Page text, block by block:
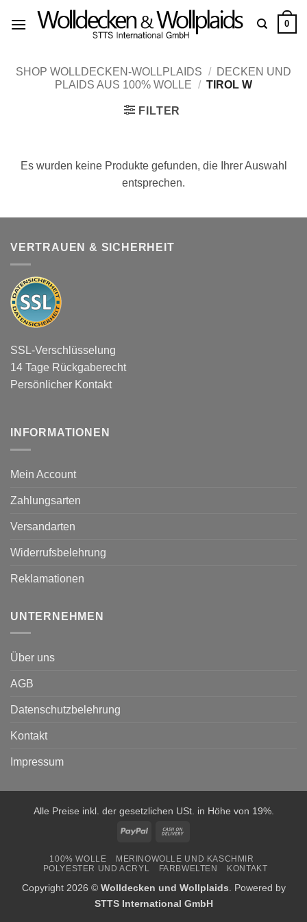
Inhalt
0
SHOP WOLLDECKEN-WOLLPLAIDS /
DECKEN UND
PLAIDS AUS 100% WOLLE / TIROL W
FILTER
Es wurden keine Produkte gefunden, die Ihrer Auswahl
entsprechen.
VERTRAUEN & SICHERHEIT
SSL-Verschlüsselung
14 Tage Rückgaberecht
Persönlicher Kontakt
INFORMATIONEN
Mein Account
Zahlungsarten
Versandarten
Widerrufsbelehrung
Reklamationen
UNTERNEHMEN
Über uns
AGB
Datenschutzbelehrung
Kontakt
Impressum
Alle Preise inkl. der gesetzlichen USt. in Höhe von 19%.
PayPal
Delivery
100% WOLLE
MERINOWOLLE UND KASCHMIR
POLYESTER UND ACRYL
FARBWELTEN KONTAKT
Copyright 2026 © Wolldecken und Wollplaids. Powered by
STTS International GmbH